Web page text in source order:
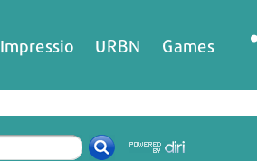
Impressio URBN Games